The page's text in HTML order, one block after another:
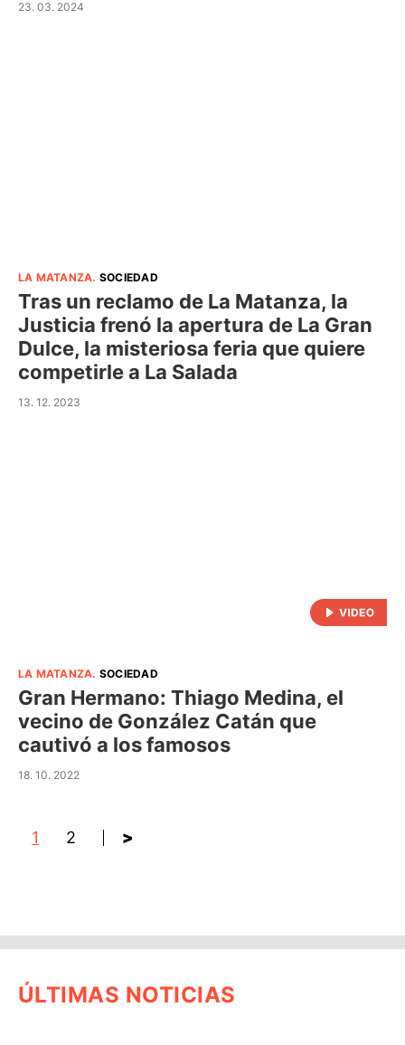
23. 03. 2024
LA MATANZA. SOCIEDAD
Tras un reclamo de La Matanza, la
Justicia frenó la apertura de La Gran
Dulce, la misteriosa feria que quiere
competirle a La Salada
13. 12. 2023
LA MATANZA. SOCIEDAD
Gran Hermano: Thiago Medina, el
vecino de González Catán que
cautivó a los famosos
18. 10. 2022
1 2 >
ÚLTIMAS NOTICIAS